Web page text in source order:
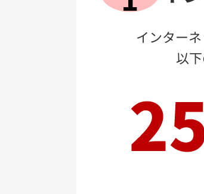
インター
以